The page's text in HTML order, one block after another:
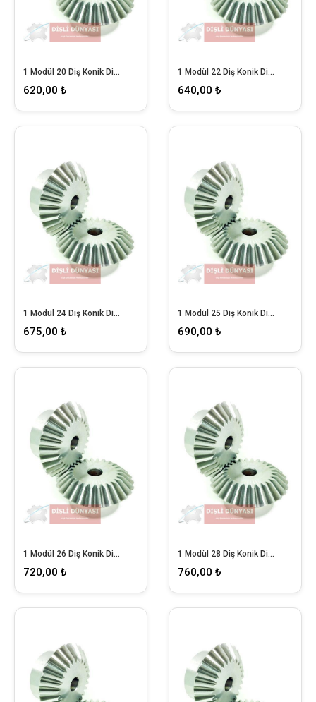
1 Modül 20 Diş Konik Dişli
620,00 ₺
1 Modül 22 Diş Konik Dişli
640,00 ₺
1 Modül 24 Diş Konik Dişli
675,00 ₺
1 Modül 25 Diş Konik Dişli
690,00 ₺
1 Modül 26 Diş Konik Dişli
720,00 ₺
1 Modül 28 Diş Konik Dişli
760,00 ₺